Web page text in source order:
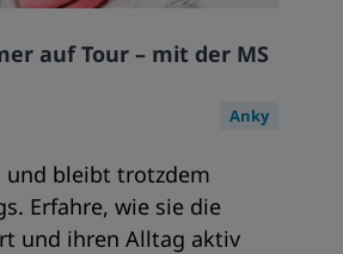
auf Tour – mit der MS
Anky
und bleibt trotzdem
Erfahre, wie sie die
und ihren Alltag aktiv